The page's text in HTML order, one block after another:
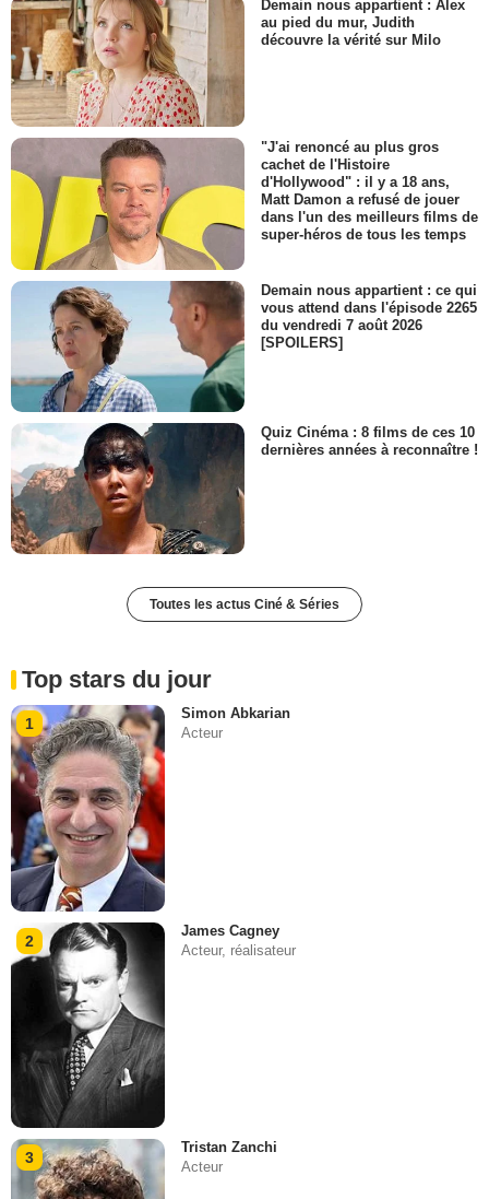
Demain nous appartient : Alex
au pied du mur, Judith
découvre la vérité sur Milo
"J'ai renoncé au plus gros
cachet de l'Histoire
d'Hollywood" : il y a 18 ans,
Matt Damon a refusé de jouer
dans l'un des meilleurs films de
super-héros de tous les temps
Demain nous appartient : ce qui
vous attend dans l'épisode 2265
du vendredi 7 août 2026
[SPOILERS]
Quiz Cinéma : 8 films de ces 10
dernières années à reconnaître !
Toutes les actus Ciné & Séries
Top stars du jour
1
Simon Abkarian
Acteur
2
James Cagney
Acteur, réalisateur
3
Tristan Zanchi
Acteur